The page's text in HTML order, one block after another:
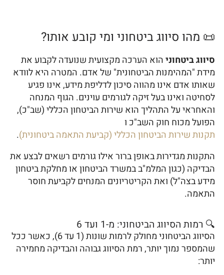
📜 מהו סיווג ביטחוני ומי קובע אותו?
סיווג ביטחוניהוא הערכה מקצועית שנועדה לקבוע את
מידת "המהימנות הביטחונית" של אדם. המטרה היא לוודא
שאותו אדם אינו מהווה סיכון לדליפת מידע, אינו פגיע
לסחיטה ואינו בעל זיקה לגורמים עוינים. הגוף המנחה
והאחראי על התהליך הוא שירות הביטחון הכללי (שב"כ),
הפועל מכוח חוק השב"כ ו
תקנות שירות הביטחון הכללי (קביעת התאמה ביטחונית).
התקנות מגדירות באופן ברור אילו גורמים רשאים לבצע את
הבדיקה (כגון המלמ"ב במשרד הביטחון או מחלקת ביטחון
מידע בצה"ל) ואת הקריטריונים המנחים לקביעת חוסר
התאמה.
🔍 רמות הסיווג הביטחוני: מ-1 ועד 6
הסיווג הביטחוני מחולק לרמות שונות (1 עד 6), כאשר ככל
שהמספר נמוך יותר, רמת הסיווג גבוהה והבדיקה מחמירה
יותר: